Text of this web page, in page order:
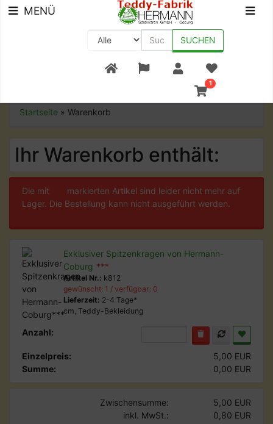
+49 (0) 9561-8590-0
MENÜ
SUCHEN
1
Startseite » Warenkorb
Ihr Warenkorb enthält:
Die mit
markierten Artikel sind leider nicht mehr auf
Lager. Die Bestellung kann nicht ausgeführt werden.
Exklusiver Spitzenkragen von Hermann-
Coburg ***
Artikel Nr.: k812
gewünscht: 1 / verfügbar: 0
Lieferzeit: 2-4 Tage*
cm, Teddy-Bekleidung
Anzahl:
Einzelpreis:
5,00 EUR
Summe:
0,00 EUR
Zwischensumme:
5,00 EUR
inkl. MwSt.:
0,80 EUR